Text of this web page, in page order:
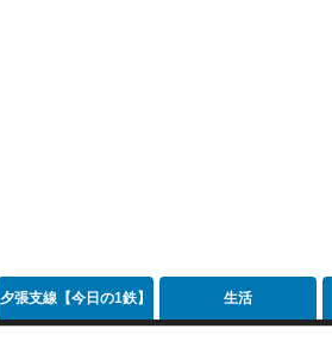
夕張支線【今日の1鉄】 生活